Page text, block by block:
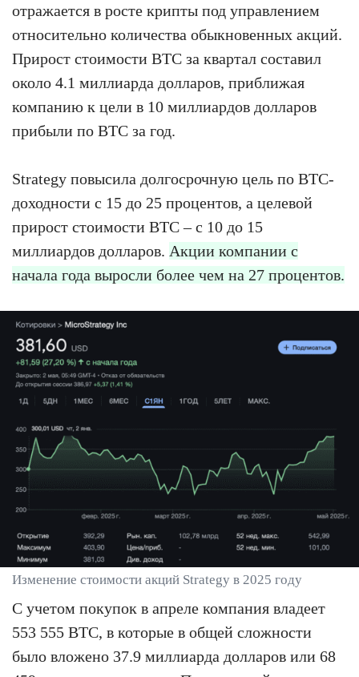
отражается в росте крипты под управлением
относительно количества обыкновенных акций.
Прирост стоимости BTC за квартал составил
около 4.1 миллиарда долларов, приближая
компанию к цели в 10 миллиардов долларов
прибыли по BTC за год.
Strategy повысила долгосрочную цель по BTC-
доходности с 15 до 25 процентов, а целевой
прирост стоимости BTC – с 10 до 15
миллиардов долларов. Акции компании с
начала года выросли более чем на 27 процентов.
Изменение стоимости акций Strategy в 2025 году
С учетом покупок в апреле компания владеет
553 555 BTC, в которые в общей сложности
было вложено 37.9 миллиарда долларов или 68